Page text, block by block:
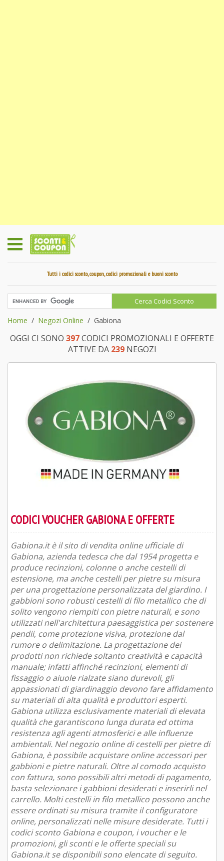
Tutti i codici sconto, coupon, codici promozionali e buoni sconto
Home Negozi Online Gabiona
OGGI CI SONO 397CODICI PROMOZIONALI E OFFERTE
ATTIVE DA 239NEGOZI
CODICI VOUCHER GABIONA E OFFERTE
Gabiona.it è il sito di vendita online ufficiale di
Gabiona, azienda tedesca che dal 1954 progetta e
produce recinzioni, colonne o anche cestelli di
estensione, ma anche cestelli per pietre su misura
per una progettazione personalizzata del giardino. I
gabbioni sono robusti cestelli di filo metallico che di
solito vengono riempiti con pietre naturali, e sono
utilizzati nell'architettura paesaggistica per sostenere
pendii, come protezione visiva, protezione dal
rumore o delimitazione. La progettazione dei
prodotti non richiede soltanto creatività e capacità
manuale; infatti affinché recinzioni, elementi di
fissaggio o aiuole rialzate siano durevoli, gli
appassionati di giardinaggio devono fare affidamento
su materiali di alta qualità e produttori esperti.
Gabiona utilizza esclusivamente materiali di elevata
qualità che garantiscono lunga durata ed ottima
resistenza agli agenti atmosferici e alle influenze
ambientali. Nel negozio online di cestelli per pietre di
Gabiona, è possibile acquistare online accessori per
gabbioni e pietre naturali. Oltre al comodo acquisto
con fattura, sono possibili altri metodi di pagamento,
basta selezionare i gabbioni desiderati e inserirli nel
carrello. Molti cestelli in filo metallico possono anche
essere ordinati su misura tramite il configuratore
online, personalizzati nelle misure desiderate. Tutti i
codici sconto Gabiona e coupon, i voucher e le
promozioni, gli sconti e le offerte speciali su
Gabiona.it se disponibili sono elencate di seguito.